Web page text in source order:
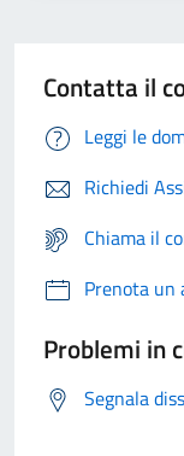
Contatta il
Leggi le
Richiedi
Chiama il
Prenota un
Problemi in
Segnala